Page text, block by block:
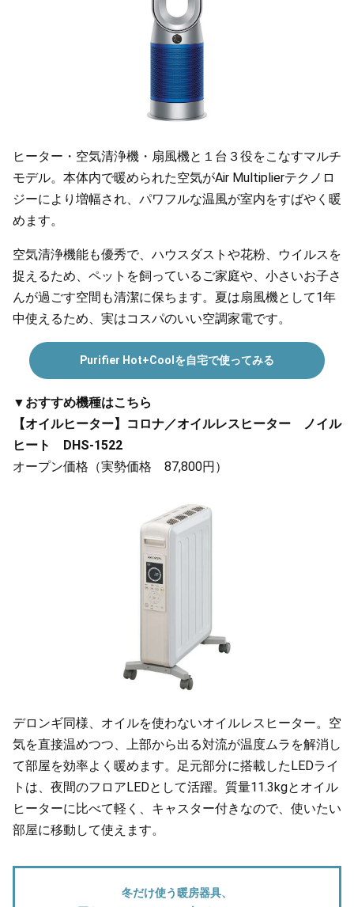
ヒーター・空気清浄機・扇風機と１台３役をこなすマルチ
モデル。本体内で暖められた空気がAir Multiplierテクノロ
ジーにより増幅され、パワフルな温風が室内をすばやく暖
めます。
空気清浄機能も優秀で、ハウスダストや花粉、ウイルスを
捉えるため、ペットを飼っているご家庭や、小さいお子さ
んが過ごす空間も清潔に保ちます。夏は扇風機として1年
中使えるため、実はコスパのいい空調家電です。
Purifier Hot+Coolを自宅で使ってみる
▼おすすめ機種はこちら
【オイルヒーター】コロナ／オイルレスヒーター ノイル
ヒート DHS-1522
オープン価格（実勢価格 87,800円）
デロンギ同様、オイルを使わないオイルレスヒーター。空
気を直接温めつつ、上部から出る対流が温度ムラを解消し
て部屋を効率よく暖めます。足元部分に搭載したLEDライ
トは、夜間のフロアLEDとして活躍。質量11.3kgとオイル
ヒーターに比べて軽く、キャスター付きなので、使いたい
部屋に移動して使えます。
冬だけ使う暖房器具、